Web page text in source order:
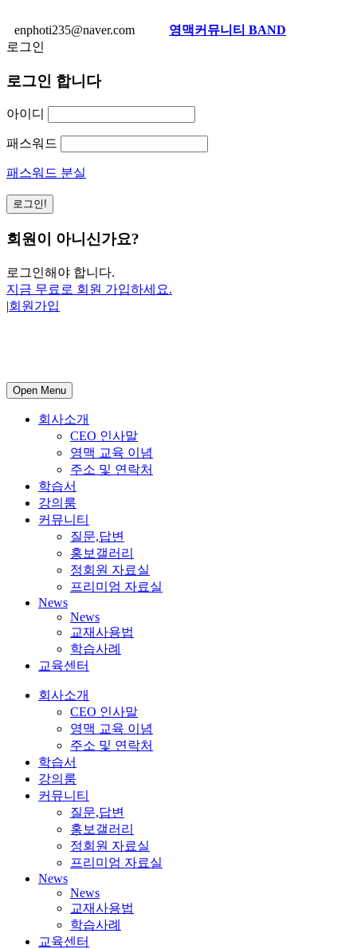
enphoti235@naver.com
영맥커뮤니티 BAND
로그인
로그인 합니다
아이디
패스워드
패스워드 분실
회원이 아니신가요?
로그인해야 합니다.
지금 무료로 회원 가입하세요.
|회원가입
Open Menu
회사소개
CEO 인사말
영맥 교육 이념
주소 및 연락처
학습서
강의룸
커뮤니티
질문,답변
홍보갤러리
정회원 자료실
프리미엄 자료실
News
News
교재사용법
학습사례
교육센터
회사소개
CEO 인사말
영맥 교육 이념
주소 및 연락처
학습서
강의룸
커뮤니티
질문,답변
홍보갤러리
정회원 자료실
프리미엄 자료실
News
News
교재사용법
학습사례
교육센터